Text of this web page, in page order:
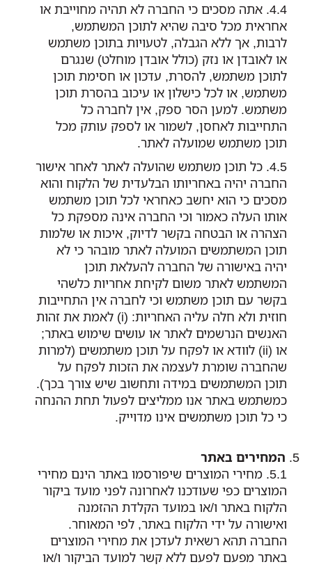
אתה מסכים כי החברה לא תהיה מחוייבת או
אחראית מכל סיבה שהיא לתוכן המשתמש,
לרבות, אך ללא הגבלה, לטעויות בתוכן משתמש
או לאובדן או נזק (כולל אובדן מוחלט) שנגרם
לתוכן משתמש, להסרת, עדכון או חסימת תוכן
משתמש, או לכל כישלון או עיכוב בהסרת תוכן
משתמש. למען הסר ספק, אין לחברה כל
התחייבות לאחסן, לשמור או לספק עותק מכל
תוכן משתמש שמועלה לאתר.
כל תוכן משתמש שהועלה לאתר לאחר אישור
החברה יהיה באחריותו הבלעדית של הלקוח והוא
מסכים כי הוא יחשב כאחראי לכל תוכן משתמש
אותו העלה כאמור וכי החברה אינה מספקת כל
הצהרה או הבטחה בקשר לדיוק, איכות או שלמות
תוכן המשתמשים המועלה לאתר מובהר כי לא
יהיה באישורה של החברה להעלאת תוכן
המשתמש לאתר משום לקיחת אחריות כלשהי
בקשר עם תוכן משתמש וכי לחברה אין התחייבות
חוזית ולא חלה עליה האחריות: (i) לאמת את זהות
האנשים הנרשמים לאתר או עושים שימוש באתר;
או (ii) לוודא או לפקח על תוכן משתמשים (למרות
שהחברה שומרת לעצמה את הזכות לפקח על
תוכן המשתמשים במידה ותחשוב שיש צורך בכך).
כמשתמש באתר אנו ממליצים לפעול תחת ההנחה
כי כל תוכן משתמשים אינו מדוייק.
המחירים באתר
מחירי המוצרים שיפורסמו באתר הינם מחירי
המוצרים כפי שעודכנו לאחרונה לפני מועד ביקור
הלקוח באתר ו/או במועד הקלדת ההזמנה
ואישורה על ידי הלקוח באתר, לפי המאוחר.
החברה תהא רשאית לעדכן את מחירי המוצרים
באתר מפעם לפעם ללא קשר למועד הביקור ו/או